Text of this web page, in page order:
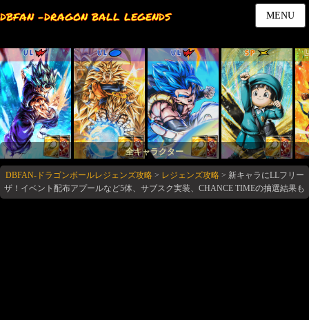
DBFAN -DRAGON BALL LEGENDS MENU
UL UL UL SP
全キャラクター
DBFAN-ドラゴンボールレジェンズ攻略> レジェンズ攻略> 新キャラにLLフリー
ザ！イベント配布アプールなど5体、サブスク実装、CHANCE TIMEの抽選結果も